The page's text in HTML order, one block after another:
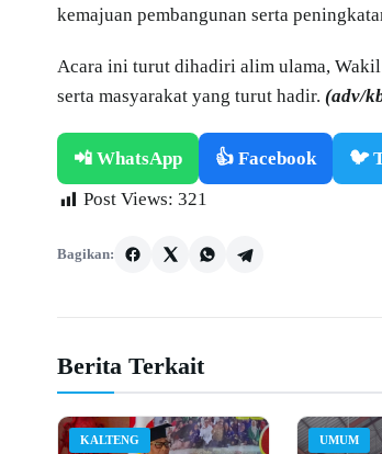
kemajuan pembangunan serta
Acara ini turut dihadiri alim ulama, Wakil
serta masyarakat yang turut hadir. (adv/
📲 WhatsApp 👍 Facebook 🐦
Post Views: 321
Bagikan:
Berita Terkait
KALTENG UMUM